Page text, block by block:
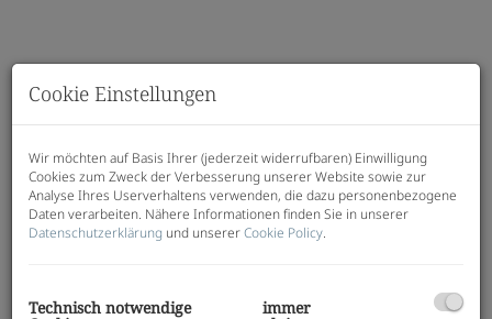
Beschreibung
JAKOMINI VERDE - Haus A
Modern, hochwertig, nachhaltig - Ihr neues Zuhause
Cookie Einstellungen
Wir möchten auf Basis Ihrer (jederzeit widerrufbaren) Einwilligung
Cookies zum Zweck der Verbesserung unserer Website sowie zur
Analyse Ihres Userverhaltens verwenden, die dazu personenbezogene
Daten verarbeiten. Nähere Informationen finden Sie in unserer
Datenschutzerklärung und unsererCookie Policy.
Technisch notwendige immer